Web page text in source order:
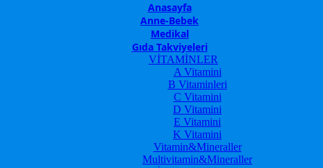
Anasayfa
Anne-Bebek
Medikal
Gıda Takviyeleri
VİTAMİNLER
A Vitamini
B Vitaminleri
C Vitamini
D Vitamini
E Vitamini
K Vitamini
Vitamin&Mineraller
Multivitamin&Mineraller